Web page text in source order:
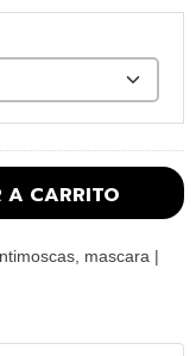
A CARRITO
mascara |